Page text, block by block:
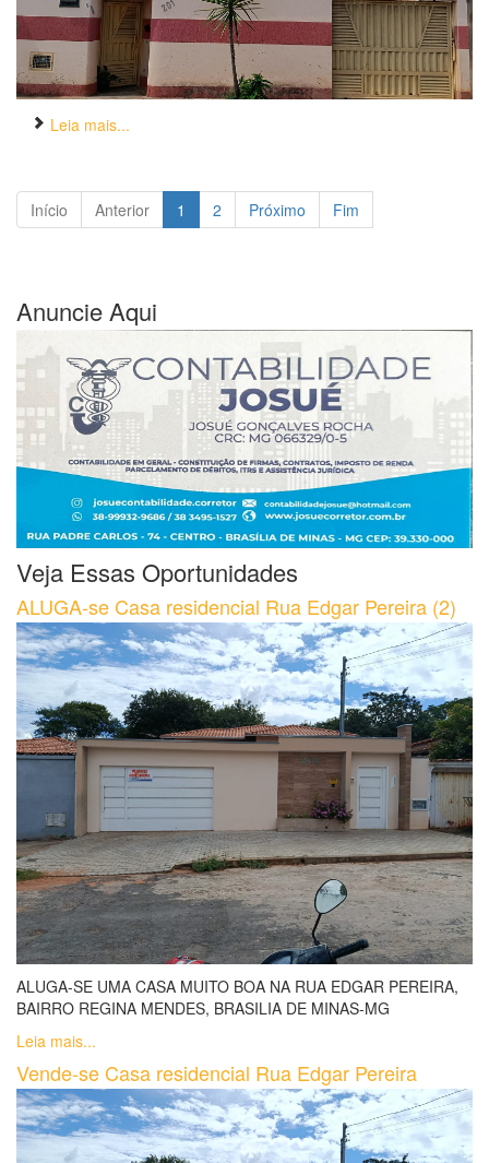
Leia mais...
Início Anterior 1 2 Próximo Fim
Anuncie Aqui
Veja Essas Oportunidades
ALUGA-se Casa residencial Rua Edgar Pereira (2)
ALUGA-SE UMA CASA MUITO BOA NA RUA EDGAR PEREIRA,
BAIRRO REGINA MENDES, BRASILIA DE MINAS-MG
Leia mais...
Vende-se Casa residencial Rua Edgar Pereira